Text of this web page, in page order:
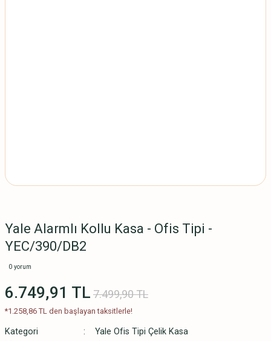
Yale Alarmlı Kollu Kasa - Ofis Tipi -
YEC/390/DB2
0 yorum
6.749,91 TL 7.499,90 TL
*1.258,86 TL den başlayan taksitlerle!
Kategori
Yale Ofis Tipi Çelik Kasa